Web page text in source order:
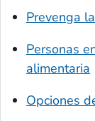
Prevenga
Personas
alimentaria
Opciones